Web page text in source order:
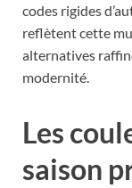
codes rigides
reflètent cette
alternatives
modernité.
Les
saison